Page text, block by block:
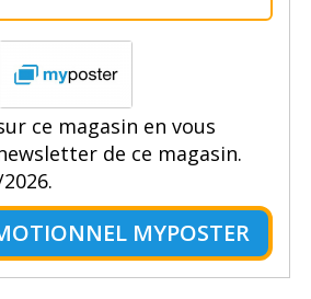
ce magasin en vous
de ce magasin.
MYPOSTER